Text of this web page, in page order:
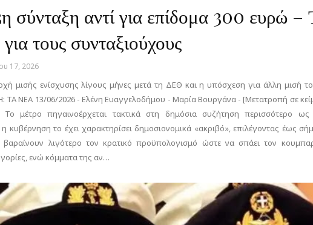
σύνταξη αντί για επίδομα 300 ευρώ –
τους συνταξιούχους
17, 2026
μισής ενίσχυσης λίγους μήνες μετά τη ΔΕΘ και η υπόσχεση για άλλη μισή
TA ΝΕΑ 13/06/2026 - Ελένη Ευαγγελοδήμου - Μαρία Βουργάνα - [Μετατροπή σε
μέτρο πηγαινοέρχεται τακτικά στη δημόσια συζήτηση περισσότερο ως
κυβέρνηση το έχει χαρακτηρίσει δημοσιονομικά «ακριβό», επιλέγοντας έως
βαραίνουν λιγότερο τον κρατικό προϋπολογισμό ώστε να σπάει τον
ενώ κόμματα της αν…